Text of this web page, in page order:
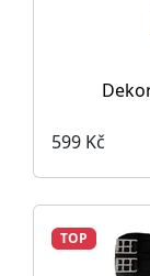
599 Kč
TOP